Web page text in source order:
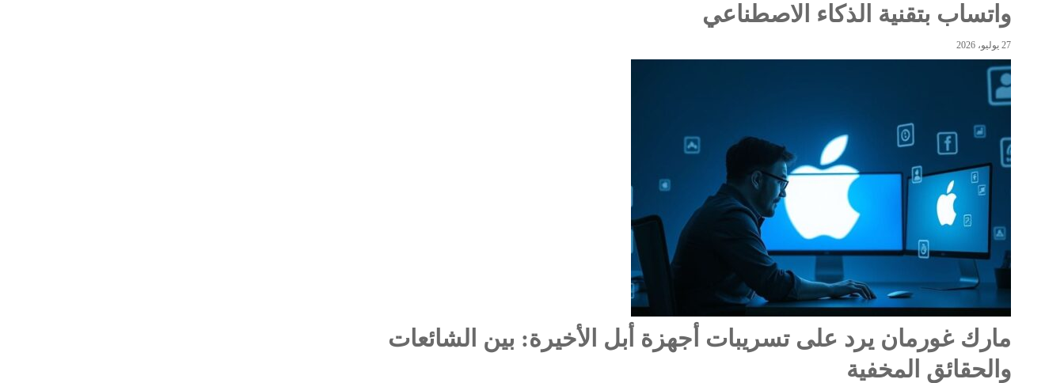
واتساب بتقنية الذكاء الاصطناعي
27 يوليو، 2026
مارك غورمان يرد على تسريبات أجهزة أبل الأخيرة: بين الشائعات
والحقائق المخفية